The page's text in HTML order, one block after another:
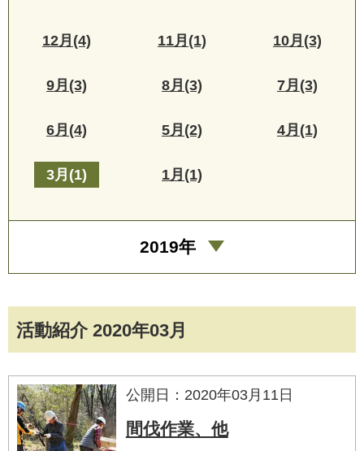
活動紹介 2020年03月
公開日：2020年03月11日
間伐作業、他
12月(4) 11月(1) 10月(3)
9月(3) 8月(3) 7月(3)
6月(4) 5月(2) 4月(1)
3月(1) 1月(1)
2019年